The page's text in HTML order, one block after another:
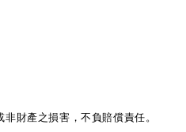
財產之損害，不負賠償責任。